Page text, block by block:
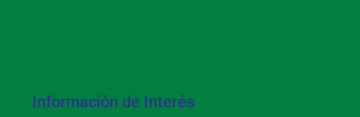
Información de Interés